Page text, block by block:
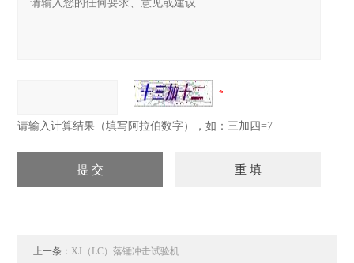
请输入计算结果（填写阿拉伯数字），如：三加四=7
上一条：XJ（LC）落锤冲击试验机